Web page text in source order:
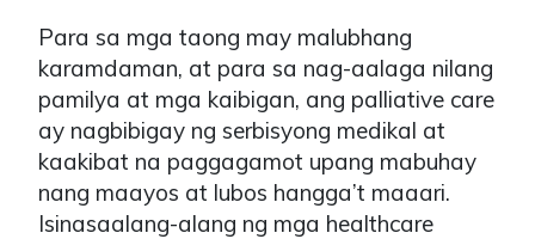
Para sa mga taong may malubhang
karamdaman, at para sa nag-aalaga nilang
pamilya at mga kaibigan, ang palliative care
ay nagbibigay ng serbisyong medikal at
kaakibat na paggagamot upang mabuhay
nang maayos at lubos hangga’t maaari.
Isinasaalang-alang ng mga healthcare